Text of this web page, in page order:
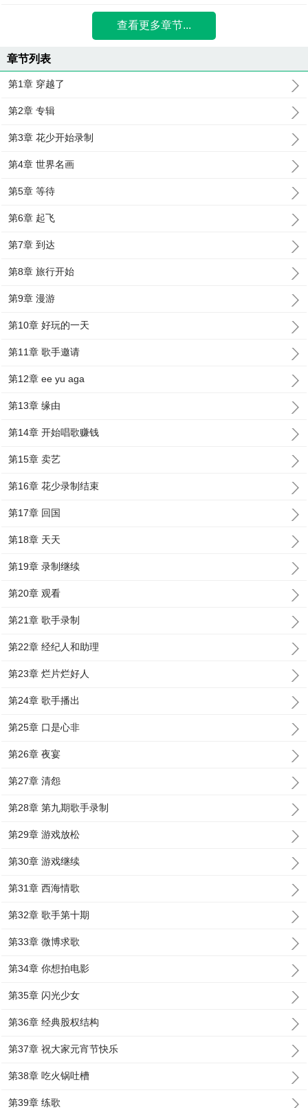
查看更多章节...
章节列表
第1章 穿越了
第2章 专辑
第3章 花少开始录制
第4章 世界名画
第5章 等待
第6章 起飞
第7章 到达
第8章 旅行开始
第9章 漫游
第10章 好玩的一天
第11章 歌手邀请
第12章 ee yu aga
第13章 缘由
第14章 开始唱歌赚钱
第15章 卖艺
第16章 花少录制结束
第17章 回国
第18章 天天
第19章 录制继续
第20章 观看
第21章 歌手录制
第22章 经纪人和助理
第23章 烂片烂好人
第24章 歌手播出
第25章 口是心非
第26章 夜宴
第27章 清怨
第28章 第九期歌手录制
第29章 游戏放松
第30章 游戏继续
第31章 西海情歌
第32章 歌手第十期
第33章 微博求歌
第34章 你想拍电影
第35章 闪光少女
第36章 经典股权结构
第37章 祝大家元宵节快乐
第38章 吃火锅吐槽
第39章 练歌